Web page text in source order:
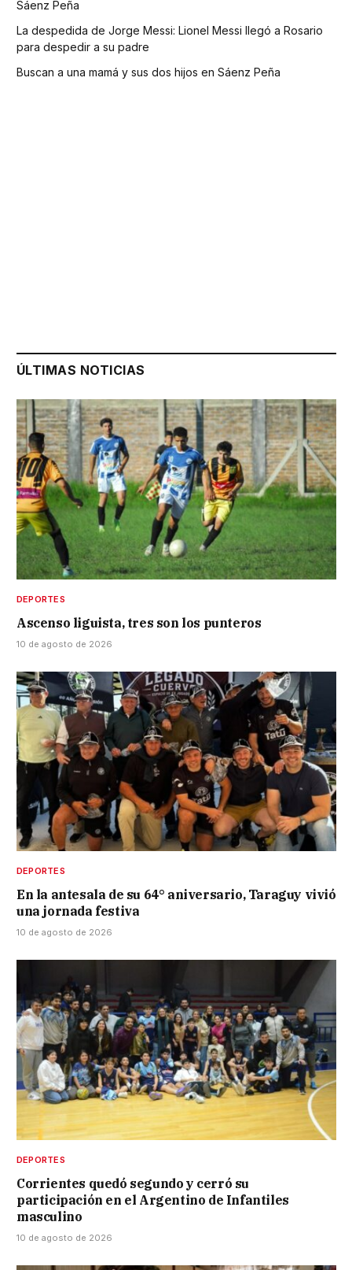
Sáenz Peña
La despedida de Jorge Messi: Lionel Messi llegó a Rosario
para despedir a su padre
Buscan a una mamá y sus dos hijos en Sáenz Peña
ÚLTIMAS NOTICIAS
DEPORTES
Ascenso liguista, tres son los punteros
10 de agosto de 2026
DEPORTES
En la antesala de su 64° aniversario, Taraguy vivió
una jornada festiva
10 de agosto de 2026
DEPORTES
Corrientes quedó segundo y cerró su
participación en el Argentino de Infantiles
masculino
10 de agosto de 2026